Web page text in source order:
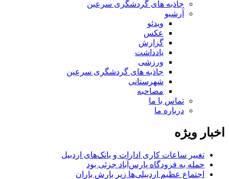
جاذبه های گردشگری سرعین
آرشیو
ویدئو
عکس
گزارش
یادداشت
ورزشی
جاذبه های گردشگری سرعین
شهرستانی
مصاحبه
تماس با ما
درباره ما
اخبار ویژه
تغییر ساعات کاری ادارات و بانک‌های اردبیل
حمله به فرودگاه پارس‌‌آباد جزئی بود
اجتماع عظیم اردبیلی‌ها زیر بارش باران